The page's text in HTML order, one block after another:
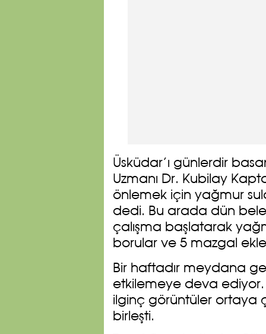
Üsküdar’ı günlerdir
Uzmanı Dr. Kubilay
önlemek için yağmur
dedi. Bu arada dün
çalışma başlatarak
borular ve 5 mazgal
Bir haftadır meydana
etkilemeye deva ediyor.
ilginç görüntüler ortaya
birleşti.